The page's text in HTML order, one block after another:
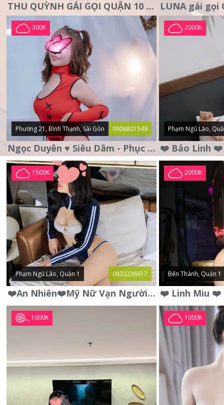
THU QUỲNH GÁI GỌI QUẬN 10 – MẶT XINH DA TRẮNG – SANG
300K
Phường 21, Bình Thạnh, Sài Gòn 0906801549
Ngọc Duyên ♥️ Siêu Dâm - Phục Vụ Tận Tình - Chu Đáo
2000K
Phạm Ngũ Lão,
1500K
Phạm Ngũ Lão, Quận 1 0832236617
❤️An Nhiên❤️Mỹ Nữ Vạn Người Mê,Da Trắng, Mặt Xynh, Đẹp Từng
2000K
Bến Thành, Quận 1
1000K 1000K